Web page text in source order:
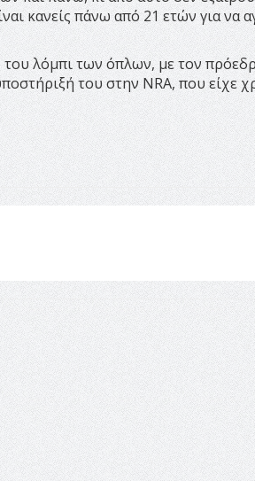
κανείς πάνω από 21 ετών για να
του λόμπι των όπλων, με τον
του στην NRA, που είχε